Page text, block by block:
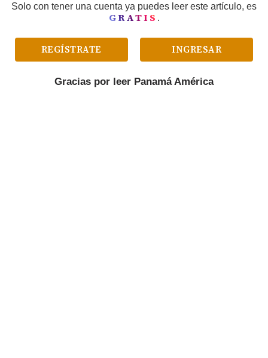
Solo con tener una cuenta ya puedes leer este artículo, es
GRATIS .
REGÍSTRATE INGRESAR
Gracias por leer Panamá América